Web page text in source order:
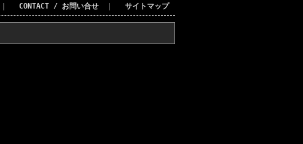
CONTACT / お問い合せ サイトマップ